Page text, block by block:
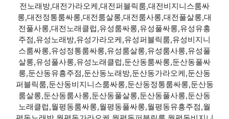
전노래방,대전가라오케,대전퍼블릭룸,대전비지니스룸싸
롱,대전정통룸싸롱,대전룸살롱,대전룸사롱,대전풀살롱,대
전풀사롱,대전노래클럽,유성룸싸롱,유성풀싸롱,유성유흥
주점,유성노래방,유성가라오케,유성퍼블릭룸,유성비지니
스룸싸롱,유성정통룸싸롱,유성룸살롱,유성룸사롱,유성풀
살롱,유성풀사롱,유성노래클럽,둔산동룸싸롱,둔산동풀싸
롱,둔산동유흥주점,둔산동노래방,둔산동가라오케,둔산동
퍼블릭룸,둔산동비지니스룸싸롱,둔산동정통룸싸롱,둔산동
룸살롱,둔산동룸사롱,둔산동풀살롱,둔산동풀사롱,둔산동
노래클럽,월평동룸싸롱,월평동풀싸롱,월평동유흥주점,월